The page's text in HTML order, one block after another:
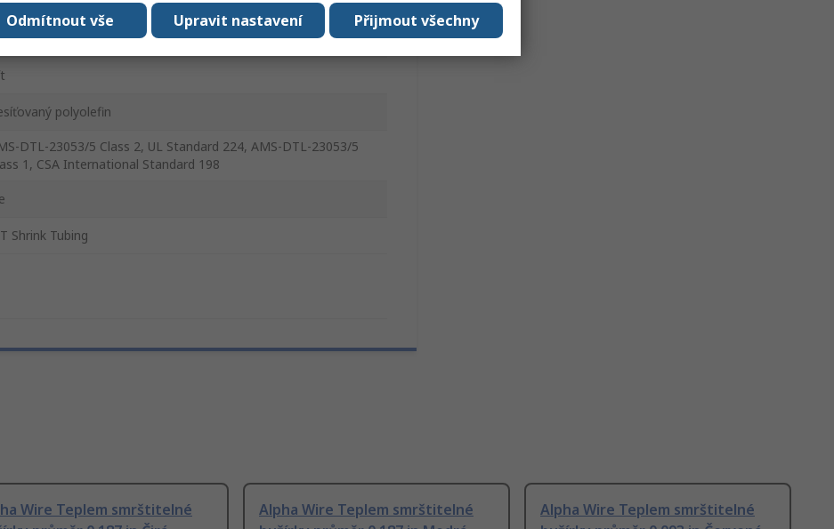
polyolefin
DTL-23053/5 Class 2, UL Standard 224, AMS-DTL-23053/5
1, CSA International Standard 198
Shrink Tubing
Wire Teplem smrštitelné
Alpha Wire Teplem smrštitelné
Alpha Wire Teplem smrštitelné
Přijmout všechny
Upravit nastavení
Odmítnout vše